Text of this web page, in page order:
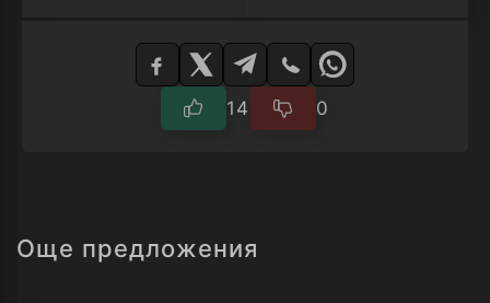
Изберете
14 0
Още предложения